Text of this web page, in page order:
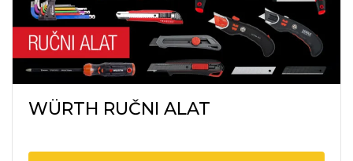
WÜRTH RUČNI ALAT